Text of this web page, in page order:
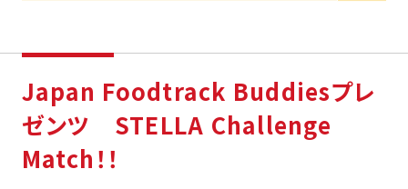
Japan Foodtrack Buddiesプレ
ゼンツ STELLA Challenge
Match！！